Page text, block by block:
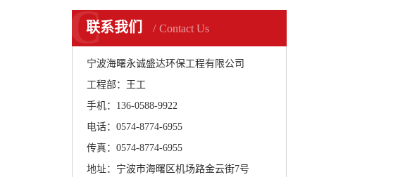
联系我们 Contact Us
C
宁波海曙永诚盛达环保工程有限公司
工程部：王工
手机：136-0588-9922
电话：0574-8774-6955
传真：0574-8774-6955
地址：宁波市海曙区机场路金云街7号